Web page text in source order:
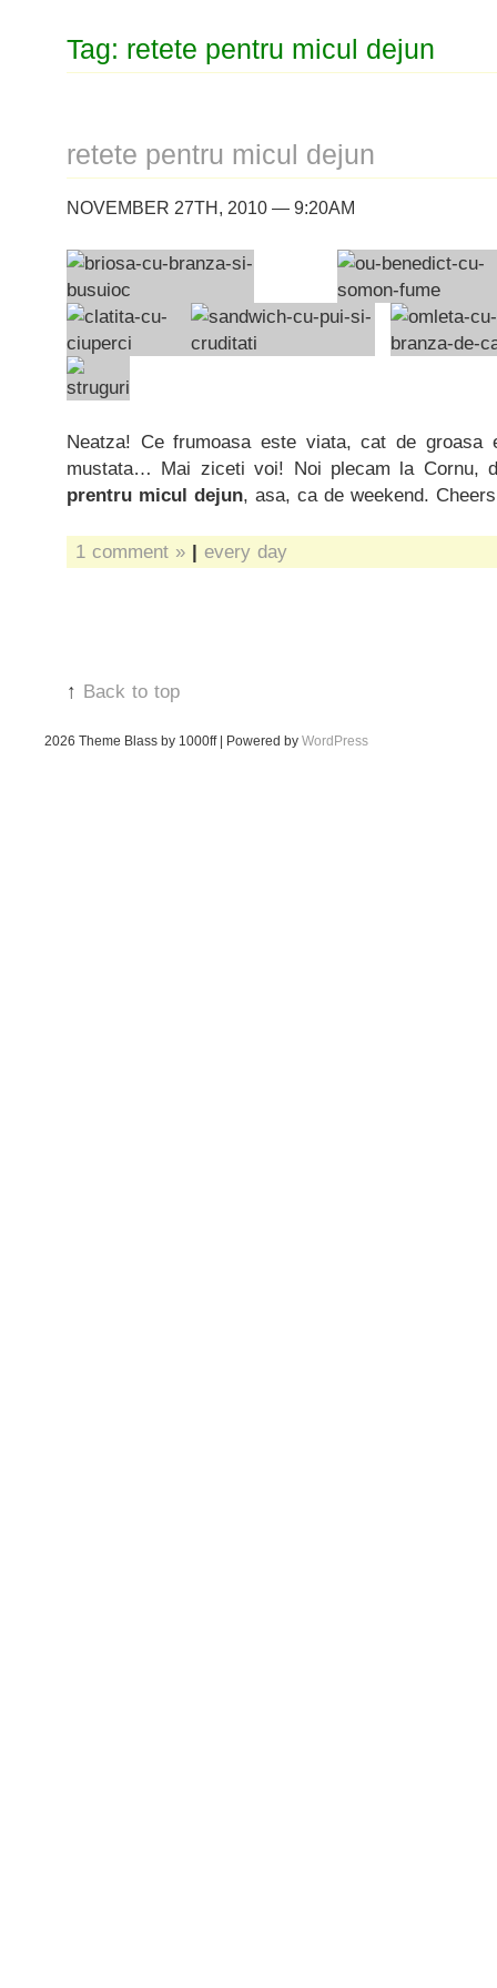
Tag: retete pentru micul dejun
retete pentru micul dejun
NOVEMBER 27TH, 2010 — 9:20AM
Neatza! Ce frumoasa este viata, cat de
mustata… Mai ziceti voi! Noi plecam la Cornu,
prentru micul dejun, asa, ca de weekend.
1 comment » | every day
↑ Back to top
2026 Theme Blass by 1000ff | Powered by WordPress